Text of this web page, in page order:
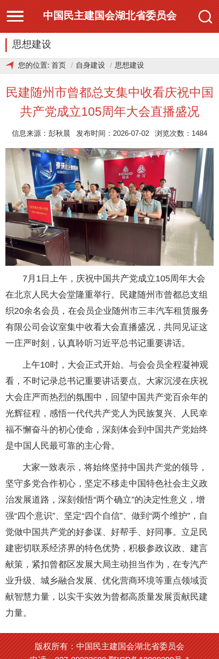
中国民主建国会湖北省委员会
思想建设
您的位置: 首页 自身建设 思想建设
民建随州市曾都总支集中收看庆祝中国
共产党成立105周年大会直播盛况
信息来源：彭秋晨 发布时间：2026-07-02 浏览次数：1484
7月1日上午，庆祝中国共产党成立105周年大会
在北京人民大会堂隆重举行。民建随州市曾都总支组
织20余名会员，在会员企业随州市三丰汽车租赁服务
有限公司会议室集中收看大会直播盛况，共同见证这
一庄严时刻，认真聆听习近平总书记重要讲话。
上午10时，大会正式开始。与会会员全程凝神观
看，不时记录总书记重要讲话要点。大家沉浸在庆祝
大会庄严而热烈的氛围中，回望中国共产党百余年的
光辉征程，感悟一代代共产党人为民族复兴、人民幸
福不懈奋斗的初心使命，深刻体会到中国共产党始终
是中国人民最可靠的主心骨。
大家一致表示，将始终坚持中国共产党的领导，
坚守多党合作初心，坚定不移走中国特色社会主义政
治发展道路，深刻领悟“两个确立”的决定性意义，增
强“四个意识”、坚定“四个自信”、做到“两个维护”，自
觉做中国共产党的好参谋、好帮手、好同事。立足民
建密切联系经济界的特色优势，积极参政议政、建言
献策，紧扣曾都区发展大局主动担当作为，在专汽产
业升级、城乡融合发展、优化营商环境等重点领域贡
献智慧力量，以实干实效为曾都高质量发展贡献民建
力量。
版权所有：中国民主建国会湖北省委员会